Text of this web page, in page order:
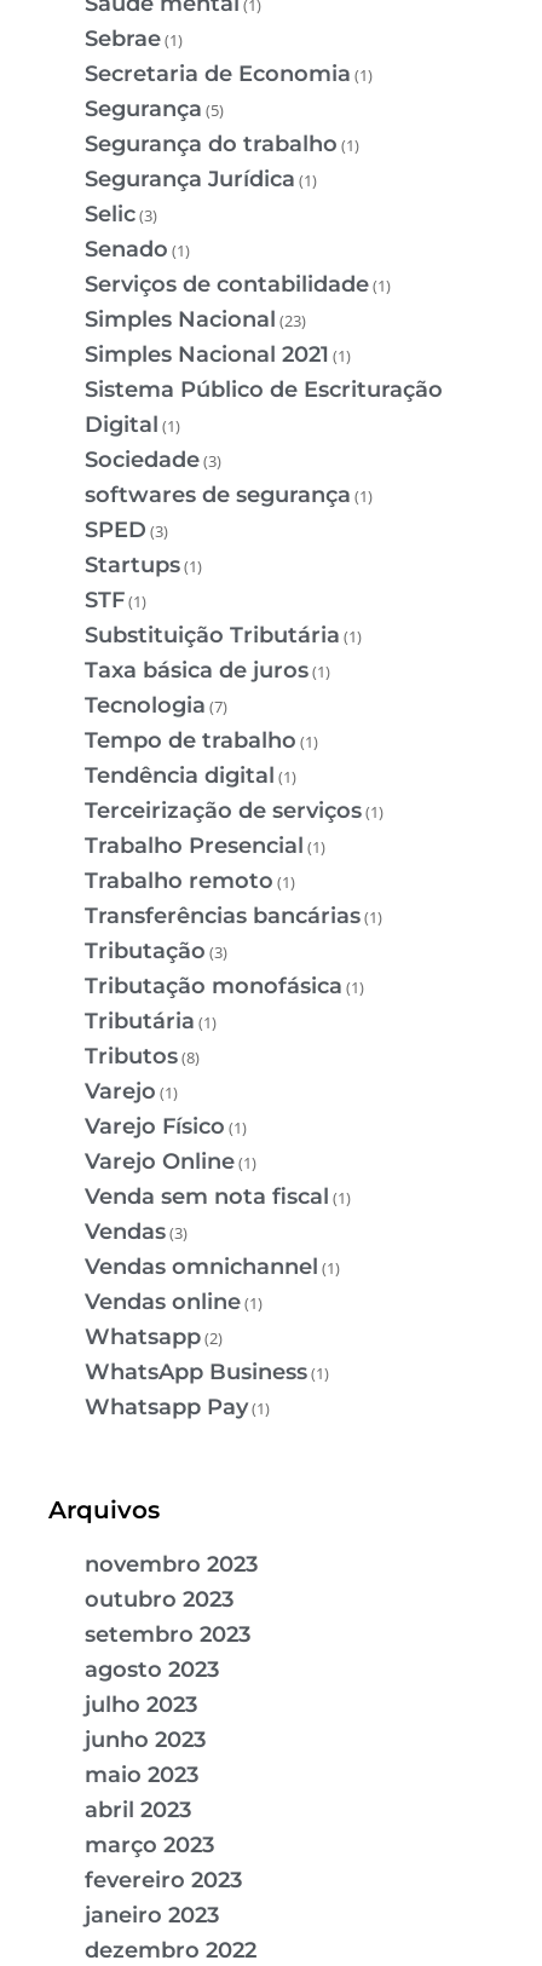
(1)
Sebrae(1)
Secretaria de Economia (1)
Segurança (5)
Segurança do trabalho (1)
Segurança Jurídica (1)
Selic(3)
Senado (1)
Serviços de contabilidade(1)
Simples Nacional (23)
Simples Nacional 2021 (1)
Sistema Público de Escrituração
Digital (1)
Sociedade(3)
softwares de segurança (1)
SPED (3)
Startups(1)
STF(1)
Substituição Tributária (1)
Taxa básica de juros(1)
Tecnologia (7)
Tempo de trabalho (1)
Tendência digital (1)
Terceirização de serviços(1)
Trabalho Presencial (1)
Trabalho remoto (1)
Transferências bancárias(1)
Tributação (3)
Tributação monofásica (1)
Tributária (1)
Tributos(8)
Varejo (1)
Varejo Físico (1)
Varejo Online(1)
Venda sem nota fiscal (1)
Vendas(3)
Vendas omnichannel (1)
Vendas online(1)
Whatsapp(2)
WhatsApp Business(1)
Whatsapp Pay(1)
Arquivos
novembro 2023
outubro 2023
setembro 2023
agosto 2023
julho 2023
junho 2023
maio 2023
abril 2023
março 2023
fevereiro 2023
janeiro 2023
dezembro 2022